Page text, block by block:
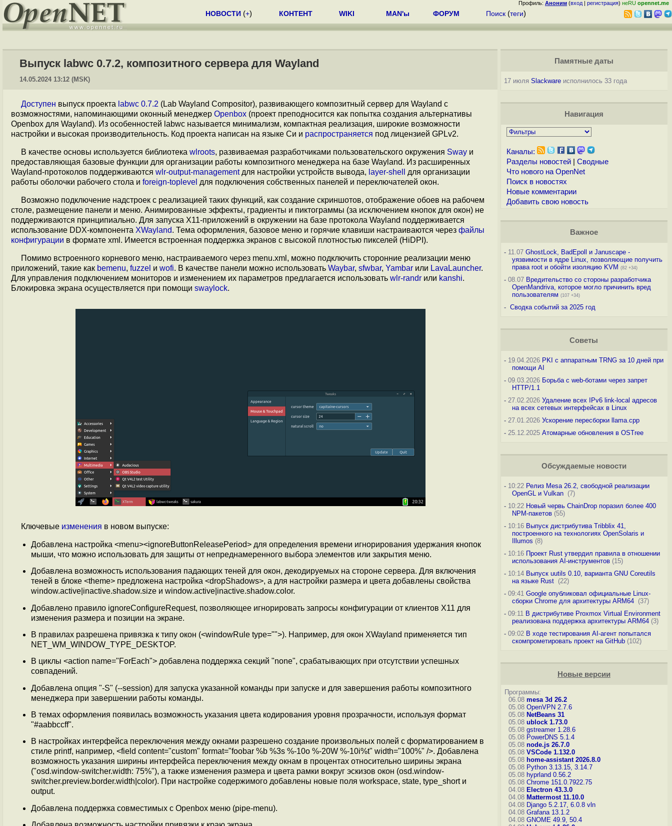
Профиль: Аноним (вход | регистрация) неRU opennet.me
НОВОСТИ (+) КОНТЕНТ WIKI MAN'ы ФОРУМ Поиск (теги)
Выпуск labwc 0.7.2, композитного сервера для Wayland
14.05.2024 13:12 (MSK)
Доступен выпуск проекта labwc 0.7.2 (Lab Wayland Compositor), развивающего композитный сервер для Wayland с
возможностями, напоминающими оконный менеджер Openbox (проект преподносится как попытка создания альтернативы
Openbox для Wayland). Из особенностей labwc называется минимализм, компактная реализация, широкие возможности
настройки и высокая производительность. Код проекта написан на языке Си и распространяется под лицензией GPLv2.
В качестве основы используется библиотека wlroots, развиваемая разработчиками пользовательского окружения Sway и
предоставляющая базовые функции для организации работы композитного менеджера на базе Wayland. Из расширенных
Wayland-протоколов поддерживаются wlr-output-managementдля настройки устройств вывода, layer-shell
для организации
работы оболочки рабочего стола и foreign-toplevel для подключения собственных панелей и переключателей окон.
Возможно подключение надстроек с реализацией таких функций, как создание скриншотов, отображение обоев на рабочем
столе, размещение панели и меню. Анимированные эффекты, градиенты и пиктограммы (за исключением кнопок для окон) не
поддерживаются принципиально. Для запуска X11-приложений в окружении на базе протокола Wayland поддерживается
использование DDX-компонента XWayland. Тема оформления, базовое меню и горячие клавиши настраиваются через файлы
конфигурации в формате xml. Имеется встроенная поддержка экранов с высокой плотностью пикселей (HiDPI).
Помимо встроенного корневого меню, настраиваемого через menu.xml, можно подключить сторонние реализации меню
приложений, такие как bemenu, fuzzel и wofi. В качестве панели можно использовать Waybar, sfwbar, Yambar или LavaLauncher.
Для управления подключением мониторов и изменением их параметров предлагается использовать wlr-randr или kanshi.
Блокировка экрана осуществляется при помощи swaylock.
Ключевые изменения в новом выпуске:
Добавлена настройка <menu><ignoreButtonReleasePeriod> для определения времени игнорирования удержания кнопок
мыши, что можно использовать для защиты от непреднамеренного выбора элементов или закрытия меню.
Добавлена возможность использования падающих теней для окон, декодируемых на стороне сервера. Для включения
теней в блоке <theme> предложена настройка <dropShadows>, а для настройки размера и цвета добавлены свойства
window.active|inactive.shadow.size и window.active|inactive.shadow.color.
Добавлено правило ignoreConfigureRequest, позволяющее игнорировать запросы конфигурации от клиентов X11 для
изменения размера и позиции на экране.
В правилах разрешена привязка к типу окон (<windowRule type="">). Например, для окон XWayland применяется тип
NET_WM_WINDOW_TYPE_DESKTOP.
В циклы <action name="ForEach"> добавлена поддержка секций "none", срабатывающих при отсутствии успешных
совпадений.
Добавлена опция "-S" (--session) для запуска указанной команды при запуске и для завершения работы композитного
менеджера при завершении работы команды.
В темах оформления появилась возможность указания цвета кодирования уровня прозрачности, используя формат
"#aabbccff".
В настройках интерфейса переключения между окнами разрешено создание произвольных полей с форматированием в
стиле printf, например, <field content="custom" format="foobar %b %3s %-10o %-20W %-10i%t" width="100%" />. Добавлена
возможность указания ширины интерфейса переключения между окнам в процентах относительно ширины экрана
("osd.window-switcher.width: 75%"), а также изменения размера и цвета рамки вокруг эскизов окон (osd.window-
switcher.preview.border.width|color). При настройке содержимого добавлены новые поля workspace, state, type_short и
output.
Добавлена поддержка совместимых с Openbox меню (pipe-menu).
Памятные даты
17 июля Slackwareисполнилось 33 года
Навигация
Каналы:
Разделы новостей| Сводные
Что нового на OpenNet
Поиск в новостях
Новые комментарии
Добавить свою новость
Важное
-11.07 GhostLock, BadEpoll и Januscape -
уязвимости в ядре Linux, позволяющие получить
права root и обойти изоляцию KVM (82 +34)
-08.07 Вредительство со стороны разработчика
OpenMandriva, которое могло причинить вред
пользователям (107 +34)
- Сводка событий за 2025 год
Советы
-19.04.2026 PKI с аппаратным TRNG за 10 дней при
помощи AI
-09.03.2026 Борьба с web-ботами через запрет
HTTP/1.1
-27.02.2026 Удаление всех IPv6 link-local адресов
на всех сетевых интерфейсах в Linux
-27.01.2026 Ускорение пересборки llama.cpp
-25.12.2025 Атомарные обновления в OSTree
Обсуждаемые новости
-10:22 Релиз Mesa 26.2, свободной реализации
OpenGL и Vulkan (7)
-10:22 Новый червь ChainDrop поразил более 400
NPM-пакетов(55)
-10:16 Выпуск дистрибутива Tribblix 41,
построенного на технологиях OpenSolaris и
Illumos (8)
-10:16 Проект Rust утвердил правила в отношении
использования AI-инструментов(15)
-10:14 Выпуск uutils 0.10, варианта GNU Coreutils
на языке Rust (22)
-09:41 Google опубликовал официальные Linux-
сборки Chrome для архитектуры ARM64 (37)
-09:11 В дистрибутиве Proxmox Virtual Environment
реализована поддержка архитектуры ARM64(3)
-09:02 В ходе тестирования AI-агент попытался
скомпрометировать проект на GitHub(102)
Новые версии
Программы:
06.08 mesa 3d 26.2
05.08 OpenVPN 2.7.6
05.08 NetBeans 31
05.08 ublock 1.73.0
05.08 gstreamer 1.28.6
05.08 PowerDNS 5.1.4
05.08 node.js 26.7.0
05.08 VSCode 1.132.0
05.08 home-assistant 2026.8.0
05.08 Python 3.13.15, 3.14.7
05.08 hyprland 0.56.2
05.08 Chrome 151.0.7922.75
04.08 Electron 43.3.0
04.08 Mattermost 11.10.0
04.08 Django 5.2.17, 6.0.8 vln
04.08 Grafana 13.1.2
04.08 GNOME 49.9, 50.4